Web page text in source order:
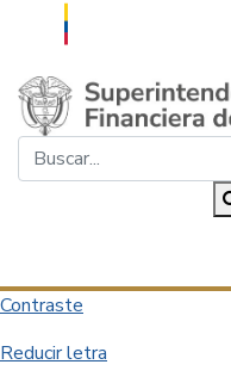
Saltar al contenido principal
Contraste
Reducir letra